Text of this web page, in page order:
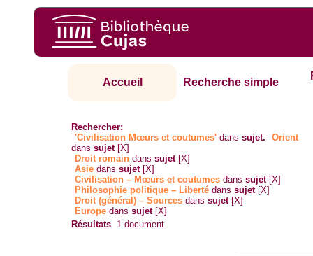
Accueil Recherche simple
Rechercher:
'Civilisation Mœurs et coutumes' danssujet.
Orient
danssujet [X]
Droit romain danssujet [X]
Asie danssujet [X]
Civilisation – Mœurs et coutumes danssujet [X]
Philosophie politique – Liberté danssujet [X]
Droit (général) – Sources danssujet [X]
Europe danssujet [X]
Résultats 1 document